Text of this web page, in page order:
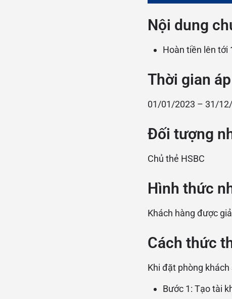
Nội dung
Hoàn tiền lên tới
Thời gian
01/01/2023 – 31/
Đối tượng
Chủ thẻ HSBC
Hình thức
Khách hàng được
Cách thức
Khi đặt phòng khách
Bước 1: Tạo tài